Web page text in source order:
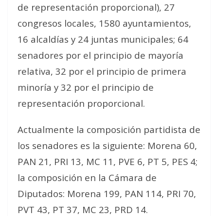
de representación proporcional), 27
congresos locales, 1580 ayuntamientos,
16 alcaldías y 24 juntas municipales; 64
senadores por el principio de mayoría
relativa, 32 por el principio de primera
minoría y 32 por el principio de
representación proporcional.
Actualmente la composición partidista de
los senadores es la siguiente: Morena 60,
PAN 21, PRI 13, MC 11, PVE 6, PT 5, PES 4;
la composición en la Cámara de
Diputados: Morena 199, PAN 114, PRI 70,
PVT 43, PT 37, MC 23, PRD 14.